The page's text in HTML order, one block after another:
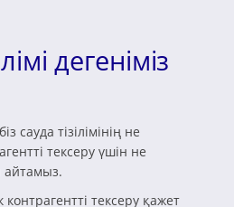
дегеніміз
сауда тізілімінің не
тексеру үшін не
айтамыз.
контрагентті тексеру қажет